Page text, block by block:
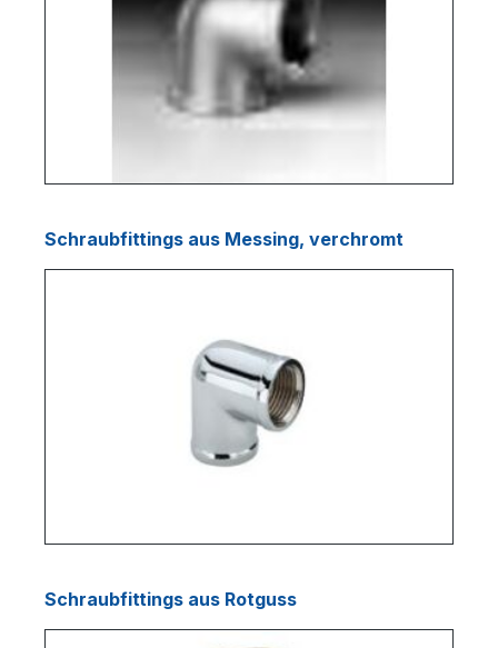
Schraubfittings aus Messing, verchromt
Schraubfittings aus Rotguss